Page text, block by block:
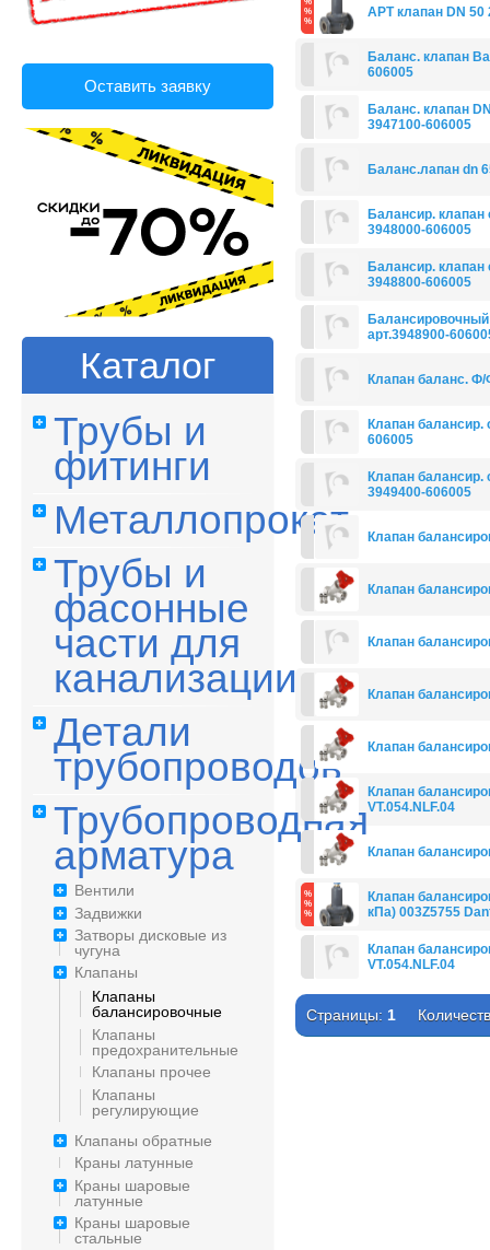
Оставить заявку
Каталог
Трубы и
фитинги
Металлопрокат
Трубы и
фасонные
части для
канализации
Детали
трубопроводов
Трубопроводная
арматура
Вентили
Задвижки
Затворы дисковые из
чугуна
Клапаны
Клапаны
балансировочные
Клапаны
предохранительные
Клапаны прочее
Клапаны
регулирующие
Клапаны обратные
Краны латунные
Краны шаровые
латунные
Краны шаровые
стальные
APT клапан DN
Баланс. клапан
606005
Баланс. клапан
3947100-606005
Баланс.лапан dn
Балансир. клапан
3948000-606005
Балансир. клапан
3948800-606005
арт.3948900-
Клапан баланс.
Клапан балансир.
606005
Клапан балансир.
3949400-606005
Клапан
Клапан
Клапан
Клапан
Клапан
Клапан
VT.054.NLF.04
Клапан
Клапан
кПа) 003Z5755
Клапан
VT.054.NLF.04
Страницы: 1